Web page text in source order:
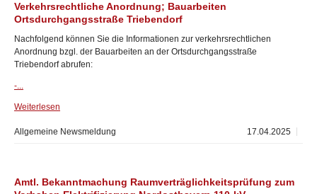
Verkehrsrechtliche Anordnung; Bauarbeiten
Ortsdurchgangsstraße Triebendorf
Nachfolgend können Sie die Informationen zur verkehrsrechtlichen
Anordnung bzgl. der Bauarbeiten an der Ortsdurchgangsstraße
Triebendorf abrufen:
-...
Weiterlesen
17.04.2025
Allgemeine Newsmeldung
Amtl. Bekanntmachung Raumverträglichkeitsprüfung zum